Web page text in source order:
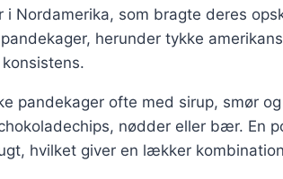
Nordamerika, som bragte deres
herunder tykke
pandekager ofte med sirup, smør
nødder eller bær. En
hvilket giver en lækker